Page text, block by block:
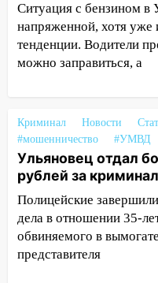
15:59 Ульяновец
миллионов
покровительство
На
15:00
В
14:32
На
надвигается жара
14:08 Пешеход
подробности
Фруктовой
Ситуация с бензином в
напряженной, хотя уже
тенденции. Водители
можно заправиться, а
Криминал Новости
#мошенничество
#УМВД
Ульяновец отдал
рублей за
Полицейские
дела в отношении 35-
обвиняемого в
представителя